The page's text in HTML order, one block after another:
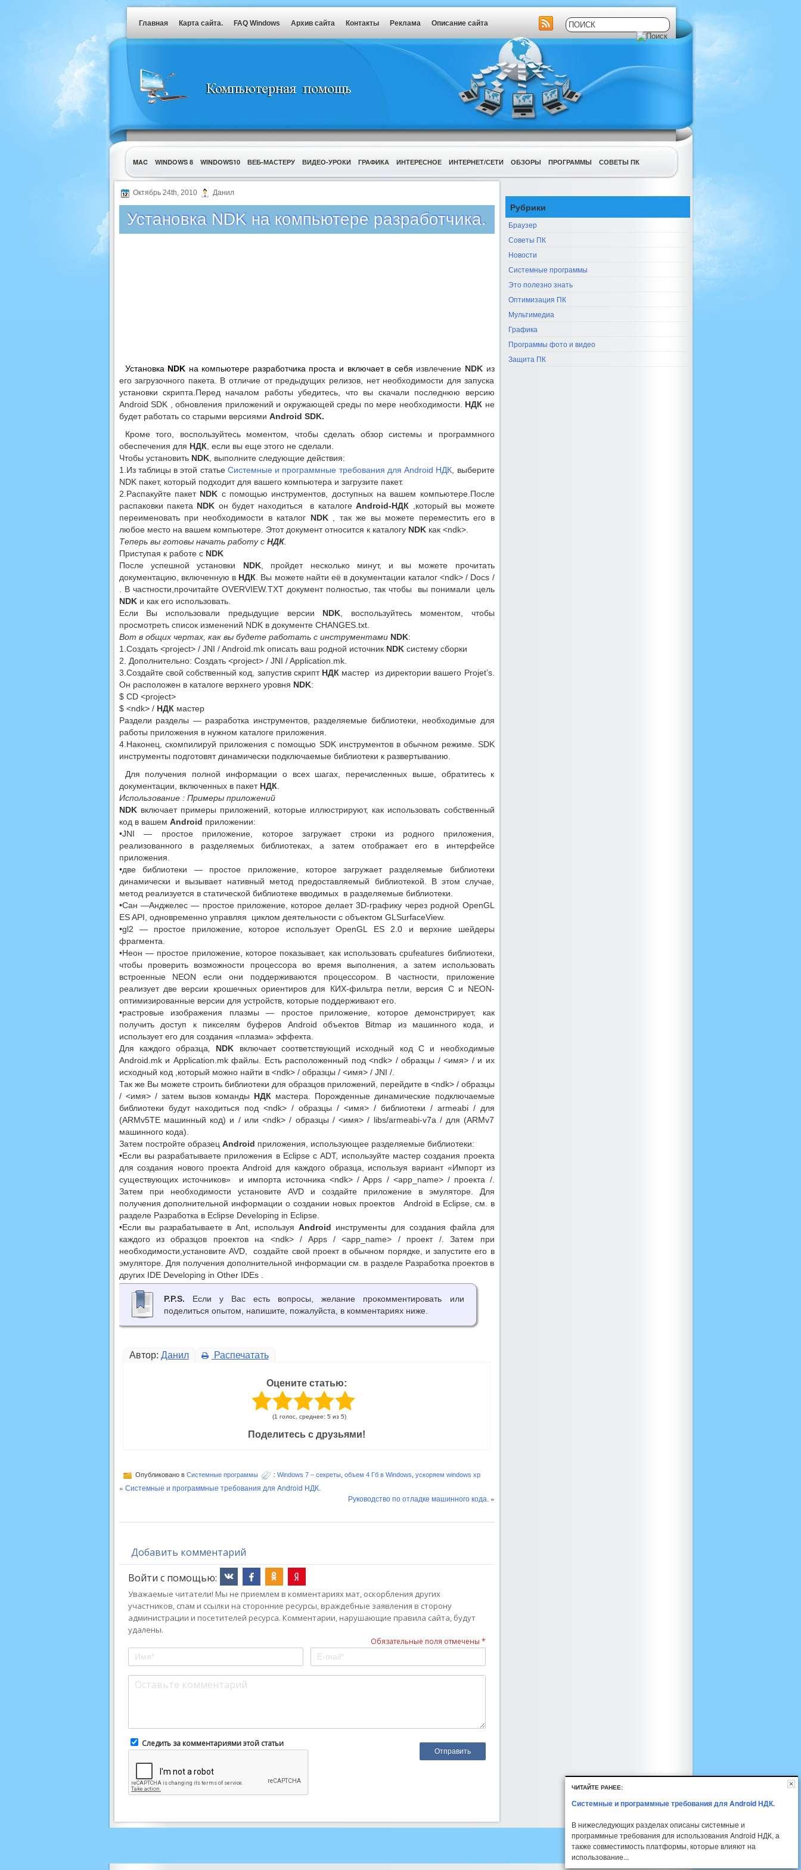
Главная Карта сайта. FAQ Windows Архив сайта Контакты Реклама Описание сайта
MAC WINDOWS 8 WINDOWS10 ВЕБ-МАСТЕРУ ВИДЕО-УРОКИ ГРАФИКА ИНТЕРЕСНОЕ ИНТЕРНЕТ/СЕТИ ОБЗОРЫ ПРОГРАММЫ СОВЕТЫ ПК
УТИЛИТЫ
Октябрь 24th, 2010 Данил
Установка NDK на компьютере разработчика.
Установка NDK на компьютере разработчика проста и включает в себя извлечение NDKиз
его загрузочного пакета. В отличие от предыдущих релизов, нет необходимости для запуска
установки скрипта.Перед началом работы убедитесь, что вы скачали последнюю версию
Android SDK , обновления приложений и окружающей среды по мере необходимости. НДК не
будет работать со старыми версиями Android SDK.
Кроме того, воспользуйтесь моментом
чтобы сделать обзор системы и программного
обеспечения для НДК , если вы еще этого не сделали.
Чтобы установить NDK, выполните следующие действия:
1.Из таблицы в этой статье Системные и программные требования для Android НДК , выберите
NDK пакет, который подходит для вашего компьютера и загрузите пакет.
2.Распакуйте пакет NDK с помощью инструментов, доступных на вашем компьютере.После
распаковки пакета NDK он будет находиться в каталогеAndroid-НДК ,который вы можете
переименовать при необходимости в каталог NDK, так же вы можете переместить его в
любое место на вашем компьютере. Этот документ относится к каталогу NDK как <ndk>.
Теперь вы готовы начать работу с НДК.
Приступая к работе сNDK
После успешной установки NDK, пройдет несколько минут, и вы можете прочитать
документацию, включенную в НДК . Вы можете найти её в документации каталог <ndk> / Docs /
. В частности,прочитайте OVERVIEW.TXT документ полностью, так чтобы вы понимали цель
NDK и как его использовать.
Если Вы использовали предыдущие версии NDK , воспользуйтесь моментом, чтобы
просмотреть список изменений NDK в документе CHANGES.txt.
Вот в общих чертах, как вы будете работать с инструментами NDK:
1.Создать <project> / JNI / Android.mk описать ваш родной источник NDKсистему сборки
2. Дополнительно: Создать <project> / JNI / Application.mk.
3.Создайте свой собственный код, запустив скрипт НДК мастер из директории вашего Projet’s.
Он расположен в каталоге верхнего уровня NDK:
$ CD <project>
$ <ndk> / НДК мастер
Раздели разделы — разработка инструментов, разделяемые библиотеки, необходимые для
работы приложения в нужном каталоге приложения.
4.Наконец, скомпилируй приложения с помощью SDK инструментов в обычном режиме. SDK
инструменты подготовят динамически подключаемые библиотеки к развертыванию.
Для получения полной информации о всех шагах, перечисленных выше, обратитесь к
документации, включенных в пакет НДК
Использование : Примеры приложений
NDKвключает примеры приложений, которые иллюстрируют, как использовать собственный
код в вашем Android приложении:
•JNI — простое приложение, которое загружает строки из родного приложения,
реализованного в разделяемых библиотеках, а затем отображает его в интерфейсе
приложения.
•две библиотеки — простое приложение, которое загружает разделяемые библиотеки
динамически и вызывает нативный метод предоставляемый библиотекой. В этом случае,
метод реализуется в статической библиотеке вводимых в разделяемые библиотеки.
•Сан —Анджелес — простое приложение, которое делает 3D-графику через родной OpenGL
ES API, одновременно управляя циклом деятельности с объектом GLSurfaceView.
•gl2 — простое приложение, которое использует OpenGL ES 2.0 и верхние шейдеры
фрагмента.
•Неон — простое приложение, которое показывает, как использовать cpufeatures библиотеки,
чтобы проверить возможности процессора во время выполнения, а затем использовать
встроенные NEON если они поддерживаются процессором. В частности, приложение
реализует две версии крошечных ориентиров для КИХ-фильтра петли, версия C и NEON-
оптимизированные версии для устройств, которые поддерживают его.
•растровые изображения плазмы — простое приложение, которое демонстрирует, как
получить доступ к пикселям буферов Android объектов Bitmap из машинного кода, и
использует его для создания «плазма» эффекта.
Для каждого образца
NDK включает соответствующий исходный код C и необходимые
Android.mk и Application.mk файлы. Есть расположенный под <ndk> / образцы / <имя> / и их
исходный код ,который можно найти в <ndk> / образцы / <имя> / JNI /.
Так же Вы можете строить библиотеки для образцов приложений, перейдите в <ndk> / образцы
/ <имя> / затем вызов команды НДК мастера. Порожденные динамические подключаемые
библиотеки будут находиться под <ndk> / образцы / <имя> / библиотеки / armeabi / для
(ARMv5TE машинный код) и / или <ndk> / образцы / <имя> / libs/armeabi-v7a / для (ARMv7
машинного кода).
Затем постройте образец Android приложения, использующее разделяемые библиотеки:
•Если вы разрабатываете приложения в Eclipse с ADT, используйте мастер создания проекта
для создания нового проекта Android для каждого образца, используя вариант «Импорт из
существующих источников» и импорта источника <ndk> / Apps / <app_name> / проекта /.
Затем при необходимости установите AVD и создайте приложение в эмуляторе. Для
получения дополнительной информации о создании новых проектов Android в Eclipse, см. в
разделе Разработка в Eclipse Developing in Eclipse.
•Если вы разрабатываете в Ant, используя Android инструменты для создания файла для
каждого из образцов проектов на <ndk> / Apps / <app_name> / проект /. Затем при
необходимости,установите AVD, создайте свой проект в обычном порядке, и запустите его в
эмуляторе. Для получения дополнительной информации см. в разделе Разработка проектов в
других IDE Developing in Other IDEs .
P.P.S. Если у Вас есть вопросы, желание прокомментировать или
поделиться опытом, напишите, пожалуйста, в комментариях ниже.
Автор: Данил Распечатать
Оцените статью:
(1 голос, среднее: 5 из 5)
Поделитесь с друзьями!
Опубликовано в Системные программы : Windows 7 – секреты, объем 4 Гб в Windows ускоряем windows xp
« Системные и программные требования для Android НДК.
Руководство по отладке машинного кода. »
Добавить комментарий
Войти с помощью:
Уважаемые читатели! Мы не приемлем в комментариях мат, оскорбления других
участников, спам и ссылки на сторонние ресурсы, враждебные заявления в сторону
администрации и посетителей ресурса. Комментарии, нарушающие правила сайта, будут
удалены.
Обязательные поля отмечены *
Следить за комментариями этой статьи
Рубрики
Браузер
Советы ПК
Новости
Системные программы
Это полезно знать
Оптимизация ПК
Мультимедиа
Графика
Программы фото и видео
Защита ПК
ЧИТАЙТЕ РАНЕЕ:
Системные и программные требования для Android НДК.
В нижеследующих разделах описаны системные и
программные требования для использования Android НДК, а
также совместимость платформы, которые влияют на
использование...